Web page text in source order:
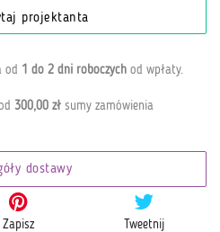
projektanta
od 1 do 2 dni roboczych od wpłaty.
od300,00 zł sumy zamówienia
dostawy
Zapisz Tweetnij